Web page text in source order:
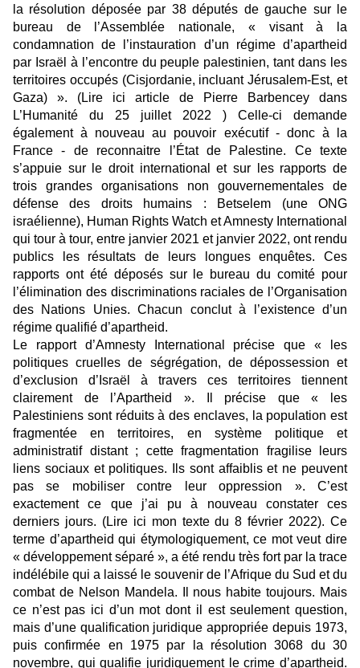
la résolution déposée par 38 députés de gauche sur le
bureau de l’Assemblée nationale, « visant à la
condamnation de l’instauration d’un régime d’apartheid
par Israël à l’encontre du peuple palestinien, tant dans les
territoires occupés (Cisjordanie, incluant Jérusalem-Est, et
Gaza) ». (Lire ici article de Pierre Barbencey dans
L’Humanité du 25 juillet 2022 ) Celle-ci demande
également à nouveau au pouvoir exécutif - donc à la
France - de reconnaitre l’État de Palestine. Ce texte
s’appuie sur le droit international et sur les rapports de
trois grandes organisations non gouvernementales de
défense des droits humains : Betselem (une ONG
israélienne), Human Rights Watch et Amnesty International
qui tour à tour, entre janvier 2021 et janvier 2022, ont rendu
publics les résultats de leurs longues enquêtes. Ces
rapports ont été déposés sur le bureau du comité pour
l’élimination des discriminations raciales de l’Organisation
des Nations Unies. Chacun conclut à l’existence d’un
régime qualifié d’apartheid.
Le rapport d’Amnesty International précise que « les
politiques cruelles de ségrégation, de dépossession et
d’exclusion d’Israël à travers ces territoires tiennent
clairement de l’Apartheid ». Il précise que « les
Palestiniens sont réduits à des enclaves, la population est
fragmentée en territoires, en système politique et
administratif distant ; cette fragmentation fragilise leurs
liens sociaux et politiques. Ils sont affaiblis et ne peuvent
pas se mobiliser contre leur oppression ». C’est
exactement ce que j’ai pu à nouveau constater ces
derniers jours. (Lire ici mon texte du 8 février 2022). Ce
terme d’apartheid qui étymologiquement, ce mot veut dire
« développement séparé », a été rendu très fort par la trace
indélébile qui a laissé le souvenir de l’Afrique du Sud et du
combat de Nelson Mandela. Il nous habite toujours. Mais
ce n’est pas ici d’un mot dont il est seulement question,
mais d’une qualification juridique appropriée depuis 1973,
puis confirmée en 1975 par la résolution 3068 du 30
novembre, qui qualifie juridiquement le crime d’apartheid.